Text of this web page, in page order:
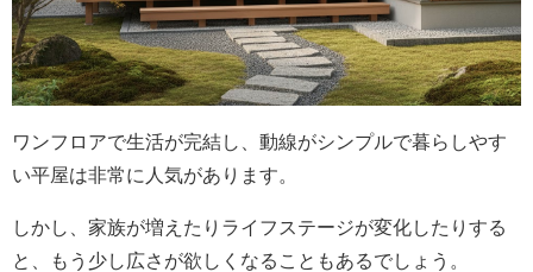
ワンフロアで生活が完結し、動線がシンプルで暮らしやす
い平屋は非常に人気があります。
しかし、家族が増えたりライフステージが変化したりする
と、もう少し広さが欲しくなることもあるでしょう。